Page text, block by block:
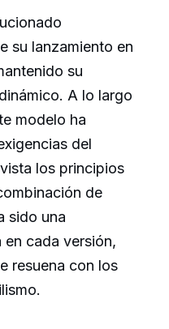
su lanzamiento en
su
A lo largo
modelo ha
del
los principios
de
sido una
cada versión,
resuena con los